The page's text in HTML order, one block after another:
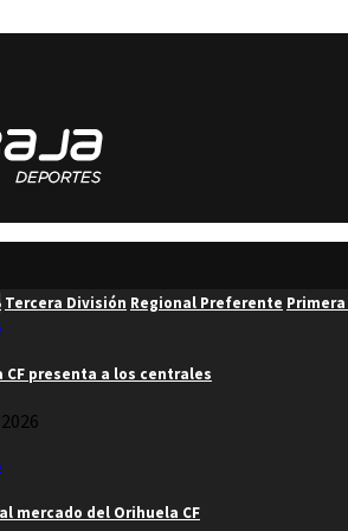
Tercera División Regional Preferente
CF presenta a los centrales
mercado del Orihuela CF